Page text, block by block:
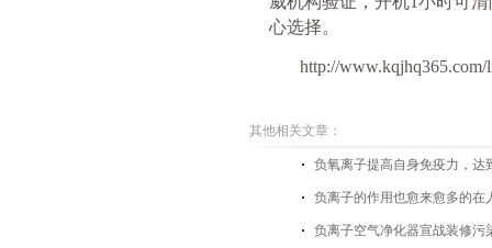
心选择。
http://www.kqjhq365.com/
其他相关文章：
负氧离子提高自身免疫力，达
负离子的作用也愈来愈多的在
负离子空气净化器宣战装修污